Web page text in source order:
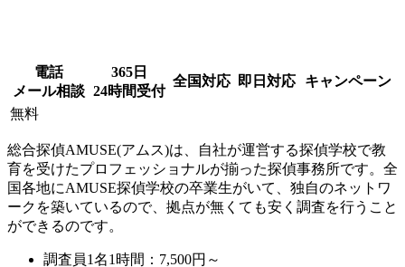
電話
メール相談
365日
24時間受付
全国対応 即日対応 キャンペーン
無料
総合探偵AMUSE(アムス)は、自社が運営する探偵学校で教
育を受けたプロフェッショナルが揃った探偵事務所です。全
国各地にAMUSE探偵学校の卒業生がいて、独自のネットワ
ークを築いているので、拠点が無くても安く調査を行うこと
ができるのです。
調査員1名1時間： 7,500円～